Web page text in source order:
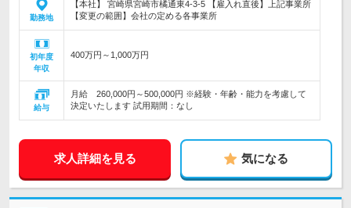
勤務地
【本社】 宮崎県宮崎市橘通東4-3-5 【雇入れ直後】上記事業所
【変更の範囲】会社の定める各事業所
初年度
年収
400万円～1,000万円
給与
月給 260,000円～500,000円 ※経験・年齢・能力を考慮して
決定いたします 試用期間：なし
求人詳細を見る 気になる